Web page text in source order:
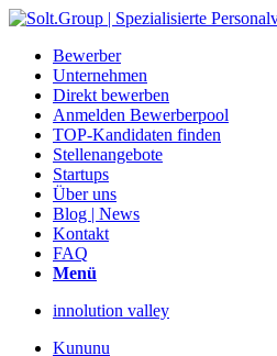
Bewerber
Unternehmen
Direkt bewerben
Anmelden Bewerberpool
TOP-Kandidaten finden
Stellenangebote
Startups
Über uns
Blog | News
Kontakt
FAQ
Menü
innolution valley
Kununu